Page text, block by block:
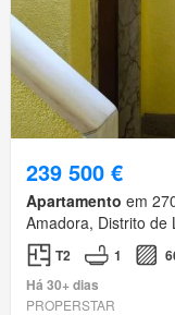
239 500 €
Apartamento em
Amadora, Distrito de
T2 1
Há 30+ dias
PROPERSTAR